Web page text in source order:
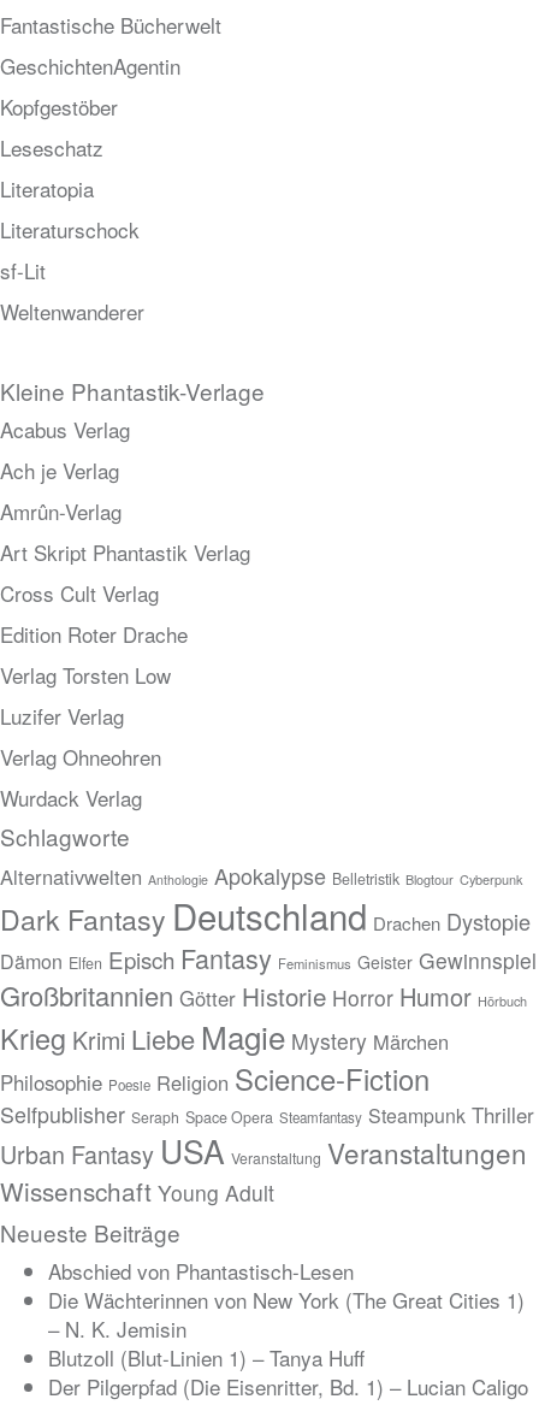
Fantastische Bücherwelt
GeschichtenAgentin
Kopfgestöber
Leseschatz
Literatopia
Literaturschock
sf-Lit
Weltenwanderer
Kleine Phantastik-Verlage
Acabus Verlag
Ach je Verlag
Amrûn-Verlag
Art Skript Phantastik Verlag
Cross Cult Verlag
Edition Roter Drache
Verlag Torsten Low
Luzifer Verlag
Verlag Ohneohren
Wurdack Verlag
Schlagworte
Alternativwelten Anthologie Apokalypse Belletristik Blogtour Cyberpunk
Dark Fantasy Deutschland Drachen Dystopie
Dämon Elfen Episch Fantasy Feminismus Geister Gewinnspiel
Großbritannien Götter Historie Horror Humor Hörbuch
Krieg Krimi Liebe Magie Mystery Märchen
Philosophie Poesie Religion Science-Fiction
Selfpublisher Seraph Space Opera Steamfantasy Steampunk Thriller
Urban Fantasy USA Veranstaltung Veranstaltungen
Wissenschaft Young Adult
Neueste Beiträge
Abschied von Phantastisch-Lesen
Die Wächterinnen von New York (The Great Cities 1)
– N. K. Jemisin
Blutzoll (Blut-Linien 1) – Tanya Huff
Der Pilgerpfad (Die Eisenritter, Bd. 1) – Lucian Caligo